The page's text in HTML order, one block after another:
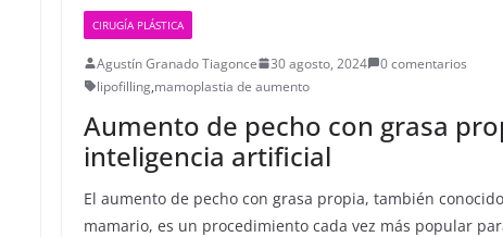
CIRUGÍA PLÁSTICA
Agustín Granado Tiagonce 30 agosto, 2024
0 comentarios
lipofilling,mamoplastia de aumento
Aumento de pecho con grasa
inteligencia artificial
El aumento de pecho con grasa propia, también
mamario, es un procedimiento cada vez más popular